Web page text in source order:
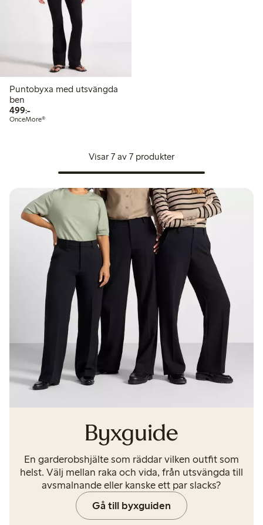
Puntobyxa med utsvängda
ben
499:-499,00 kr
OnceMore®
Visar 7 av 7 produkter
Byxguide
En garderobshjälte som räddar vilken outfit som
helst. Välj mellan raka och vida, från utsvängda till
avsmalnande eller kanske ett par slacks?
Gå till byxguiden